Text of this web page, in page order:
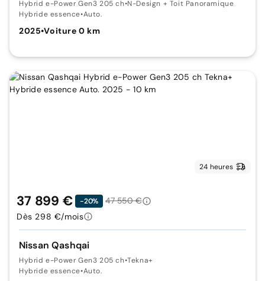
Hybrid e-Power Gen3 205 ch•N-Design + Toit Panoramique
Hybride essence•Auto.
2025•Voiture 0 km
24 heures
Nissan Qashqai
Hybrid e-Power Gen3 205 ch•Tekna+
Hybride essence•Auto.
37 899 € -20%
47 550 €
Dès 298 €/mois